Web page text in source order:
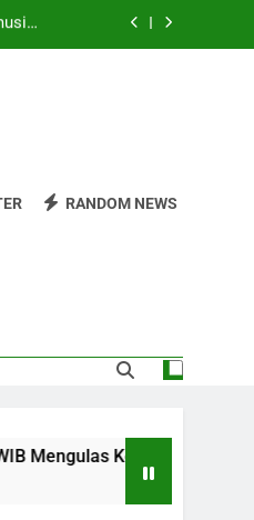
Tim
RANDOM NEWS
Laga Pramusim